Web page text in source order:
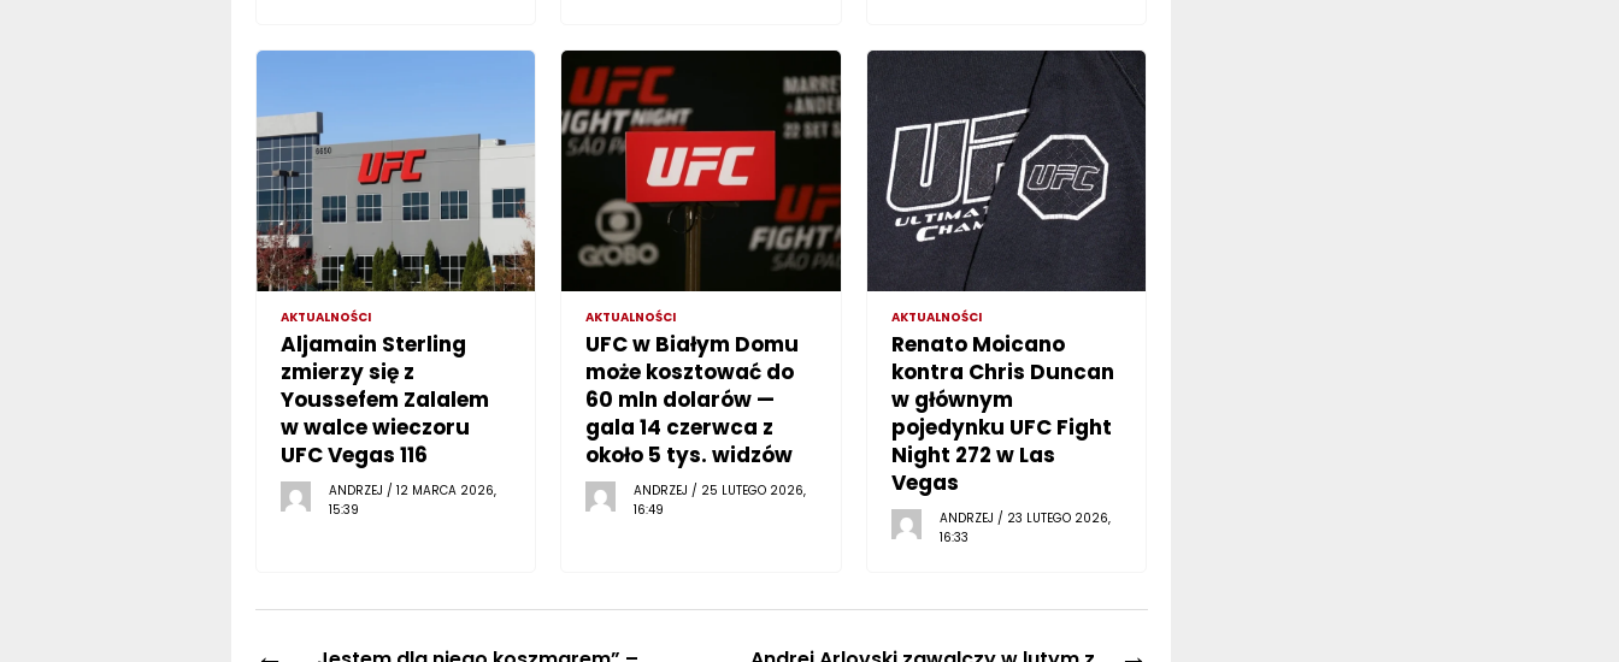
AKTUALNOŚCI
Aljamain Sterling
zmierzy się z
Youssefem Zalalem
w walce wieczoru
UFC Vegas 116
ANDRZEJ / 12 MARCA 2026,
15:39
AKTUALNOŚCI
UFC w Białym Domu
może kosztować do
60 mln dolarów —
gala 14 czerwca z
około 5 tys. widzów
ANDRZEJ / 25 LUTEGO 2026,
16:49
AKTUALNOŚCI
Renato Moicano
kontra Chris Duncan
w głównym
pojedynku UFC Fight
Night 272 w Las
Vegas
ANDRZEJ / 23 LUTEGO 2026,
16:33